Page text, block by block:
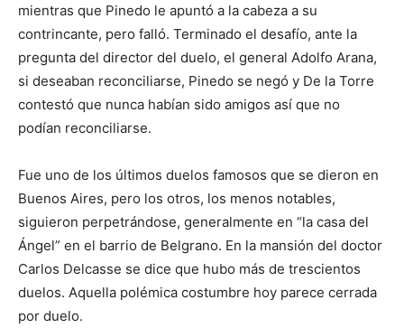
mientras que Pinedo le apuntó a la cabeza a su
contrincante, pero falló. Terminado el desafío, ante la
pregunta del director del duelo, el general Adolfo Arana,
si deseaban reconciliarse, Pinedo se negó y De la Torre
contestó que nunca habían sido amigos así que no
podían reconciliarse.
Fue uno de los últimos duelos famosos que se dieron en
Buenos Aires, pero los otros, los menos notables,
siguieron perpetrándose, generalmente en “la casa del
Ángel” en el barrio de Belgrano. En la mansión del doctor
Carlos Delcasse se dice que hubo más de trescientos
duelos. Aquella polémica costumbre hoy parece cerrada
por duelo.